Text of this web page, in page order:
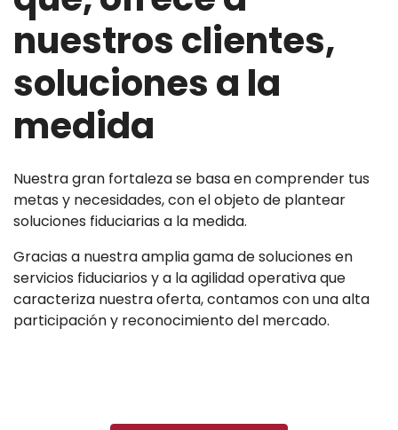
Nosotros
nuestros clientes,
soluciones a la
medida
Nuestra gran fortaleza se basa en comprender tus
metas y necesidades, con el objeto de plantear
soluciones fiduciarias a la medida.
Gracias a nuestra amplia gama de soluciones en
servicios fiduciarios y a la agilidad operativa que
caracteriza nuestra oferta, contamos con una alta
participación y reconocimiento del mercado.